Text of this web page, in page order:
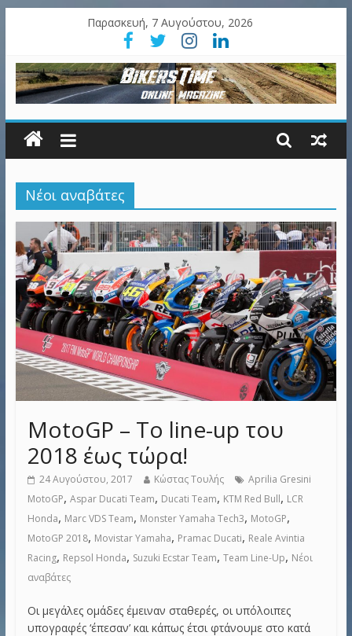
Παρασκευή, 7 Αυγούστου, 2026
Νέοι αναβάτες
MotoGP – Το line-up του
2018 έως τώρα!
24 Αυγούστου, 2017 Κώστας Τουλής
Aprilia Gresini
MotoGP, Aspar Ducati Team, Ducati Team, KTM Red Bull, LCR
Honda, Marc VDS Team, Monster Yamaha Tech3, MotoGP,
MotoGP 2018, Movistar Yamaha, Pramac Ducati, Reale Avintia
Racing, Repsol Honda, Suzuki Ecstar Team, Team Line-Up, Νέοι
αναβάτες
Οι μεγάλες ομάδες έμειναν σταθερές, οι υπόλοιπες
υπογραφές ‘έπεσαν’ και κάπως έτσι φτάνουμε στο κατά